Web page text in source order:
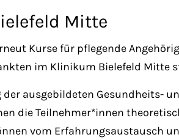
Mitte
Kurse für pflegende
im Klinikum Bielefeld Mitte
der ausgebildeten Gesundheits-
die Teilnehmer*innen
vom Erfahrungsaustausch